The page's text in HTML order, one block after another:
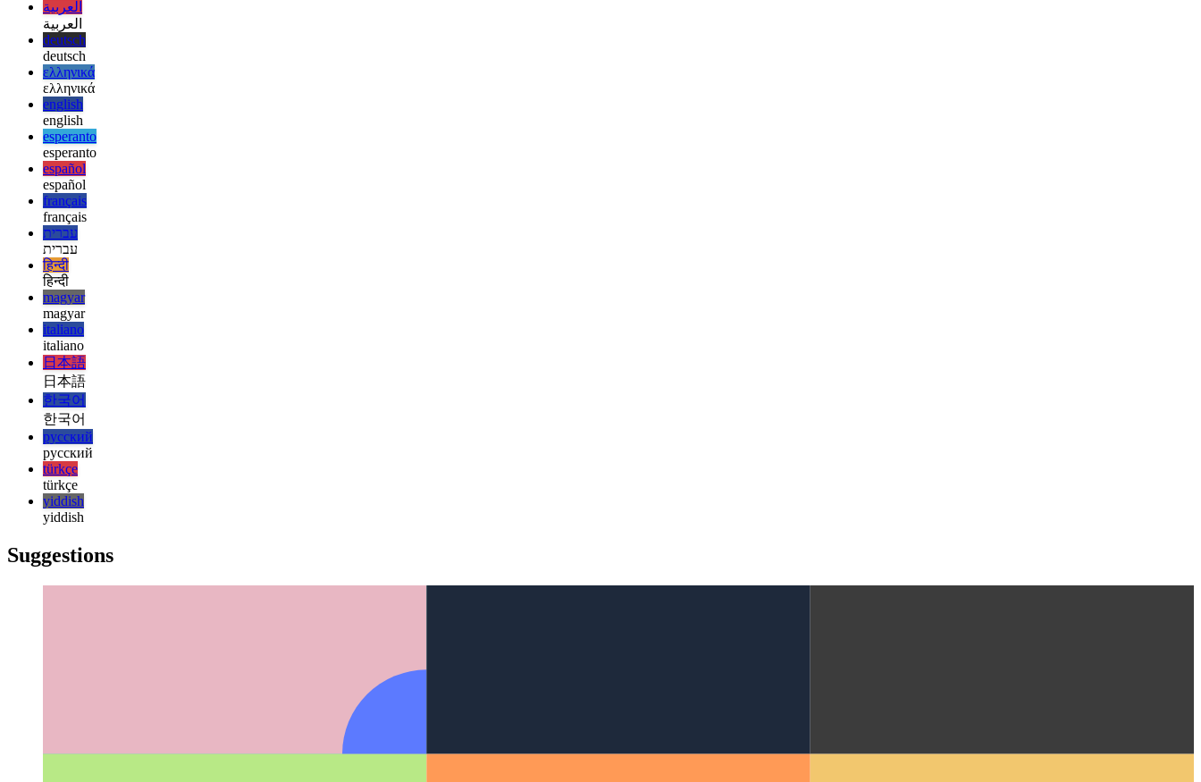
afrikaans
afrikaans
العربية
العربية
deutsch
deutsch
ελληνικά
ελληνικά
english
english
esperanto
esperanto
español
español
français
français
עברית
עברית
हिन्दी
हिन्दी
magyar
magyar
italiano
italiano
日本語
日本語
한국어
한국어
русский
русский
türkçe
türkçe
yiddish
Suggestions